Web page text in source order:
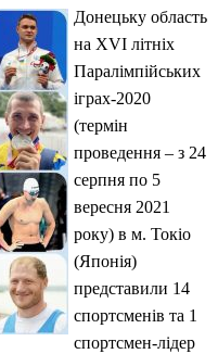
Донецьку область
на ХVІ літніх
Паралімпійських
іграх-2020
(термін
проведення – з 24
серпня по 5
вересня 2021
року) в м. Токіо
(Японія)
представили 14
спортсменів та 1
спортсмен-лідер